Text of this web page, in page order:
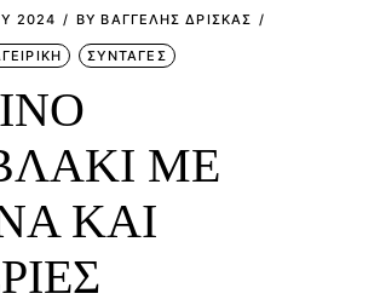
2024 BY ΒΑΓΓΕΛΗΣ ΔΡΙΣΚΑΣ
ΣΥΝΤΑΓΕΣ
ΜΕ
ΚΑΙ